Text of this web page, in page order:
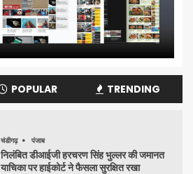
POPULAR TRENDING
चंडीगढ़ पंजाब
निलंबित डीआईजी हरचरण सिंह भुल्लर की जमानत
याचिका पर हाईकोर्ट ने फैसला सुरक्षित रखा